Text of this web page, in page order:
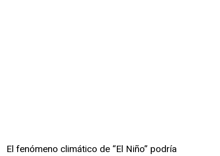
El fenómeno climático de “El Niño” podría